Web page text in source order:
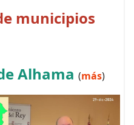
municipios
Alhama (más)